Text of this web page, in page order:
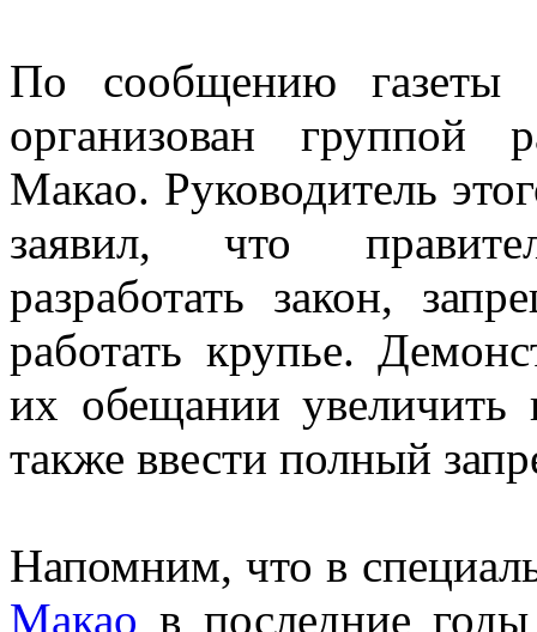
По сообщению газеты
организован группой
Макао. Руководитель
заявил, что
разработать закон,
работать крупье.
их обещании увеличить
также ввести полный
Напомним, что в
Макао в последние